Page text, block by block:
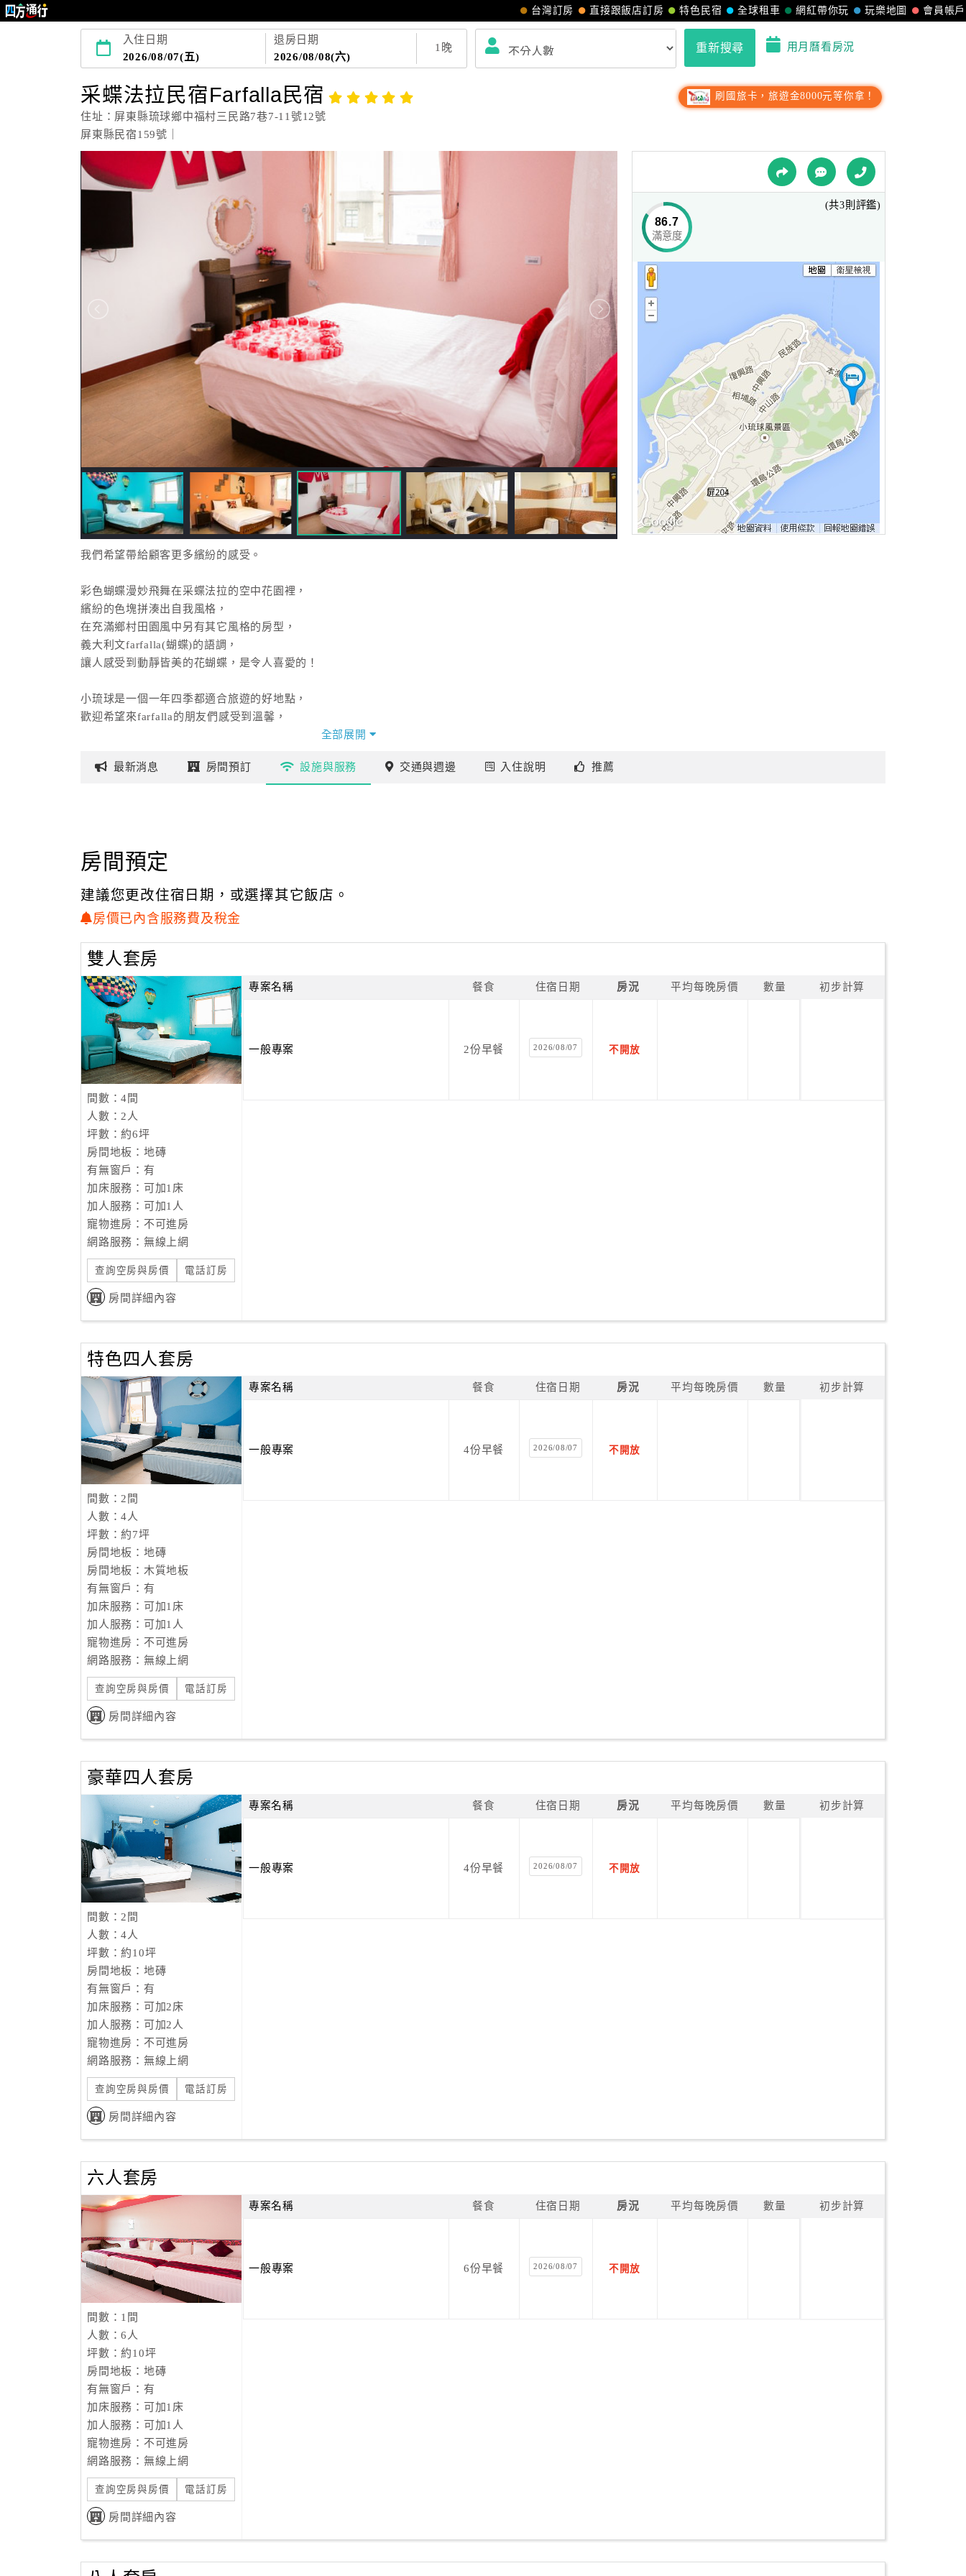
會員帳戶
玩樂地圖
網紅帶你玩
全球租車
特色民宿
直接跟飯店訂房
台灣訂房
入住日期
2026/08/07(五)
退房日期
2026/08/08(六)
1 晚 重新搜尋 用月曆看房況
采蝶法拉民宿Farfalla民宿
住址：屏東縣琉球鄉中福村三民路7巷7-11號12號
屏東縣民宿159號｜
刷國旅卡，旅遊金8000元等你拿！
我們希望帶給顧客更多繽紛的感受。
彩色蝴蝶漫妙飛舞在采蝶法拉的空中花園裡，
繽紛的色塊拼湊出自我風格，
在充滿鄉村田園風中另有其它風格的房型，
義大利文farfalla(蝴蝶)的語調，
讓人感受到動靜皆美的花蝴蝶，是令人喜愛的！
小琉球是一個一年四季都適合旅遊的好地點，
歡迎希望來farfalla的朋友們感受到溫馨，
全部展開
86.7
滿意度
(共3則評鑑)
最新消息 房間預訂 設施與服務 交通與週邊 入住說明 推薦
房間預定
建議您更改住宿日期，或選擇其它飯店。
房價已內含服務費及稅金
雙人套房
間數：4間
人數：2人
坪數：約6坪
房間地板：地磚
有無窗戶：有
加床服務：可加1床
加人服務：可加1人
寵物進房：不可進房
網路服務：無線上網
查詢空房與房價 電話訂房
房間詳細內容
專案名稱 餐食 住宿日期 房況 平均每晚房價 數量 初步計算
一般專案 2份早餐 2026/08/07 不開放
特色四人套房
間數：2間
人數：4人
坪數：約7坪
房間地板：地磚
房間地板：木質地板
有無窗戶：有
加床服務：可加1床
加人服務：可加1人
寵物進房：不可進房
網路服務：無線上網
查詢空房與房價 電話訂房
房間詳細內容
專案名稱 餐食 住宿日期 房況 平均每晚房價 數量 初步計算
一般專案 4份早餐 2026/08/07 不開放
豪華四人套房
間數：2間
人數：4人
坪數：約10坪
房間地板：地磚
有無窗戶：有
加床服務：可加2床
加人服務：可加2人
寵物進房：不可進房
網路服務：無線上網
查詢空房與房價 電話訂房
房間詳細內容
專案名稱 餐食 住宿日期 房況 平均每晚房價 數量 初步計算
一般專案 4份早餐 2026/08/07 不開放
六人套房
間數：1間
人數：6人
坪數：約10坪
房間地板：地磚
有無窗戶：有
加床服務：可加1床
加人服務：可加1人
寵物進房：不可進房
網路服務：無線上網
查詢空房與房價 電話訂房
房間詳細內容
專案名稱 餐食 住宿日期 房況 平均每晚房價 數量 初步計算
一般專案 6份早餐 2026/08/07 不開放